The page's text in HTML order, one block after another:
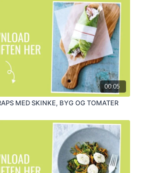
på langs, tomatskiver (men tomaten
og tynde skiver af kogt hønse- eller
her er brankestofferne fra
er det jo fantastisk, at både radiser og
stoffer, der modvirker
af brankestofferne. Faktisk bør du
af korsblomstfamilien, hver gang du
00:05
MED SKINKE, BYG OG TOMATER